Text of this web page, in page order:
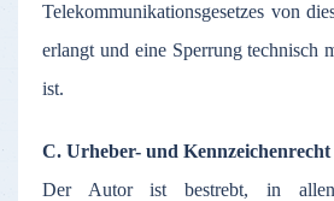
Telekommunikationsgesetzes von
erlangt und eine Sperrung technisch
ist.
C. Urheber- und Kennzeichenrecht
Der Autor ist bestrebt, in